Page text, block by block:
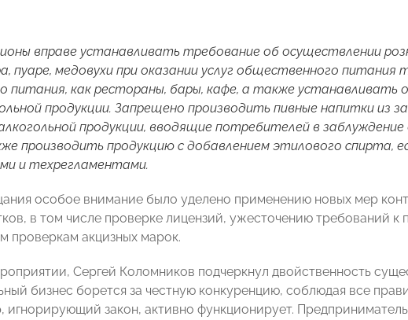
вправе устанавливать требование об осуществлении
пуаре, медовухи при оказании услуг общественного питания
питания, как рестораны, бары, кафе, а также устанавливать
продукции. Запрещено производить пивные напитки из
продукции, вводящие потребителей в
производить продукцию с добавлением этилового спирта,
и техрегламентами.
особое внимание было уделено применению новых мер
в том числе проверке лицензий, ужесточению требований к
проверкам акцизных марок.
Сергей Коломников подчеркнул двойственность
бизнес борется за честную конкуренцию, соблюдая все
игнорирующий закон, активно функционирует.